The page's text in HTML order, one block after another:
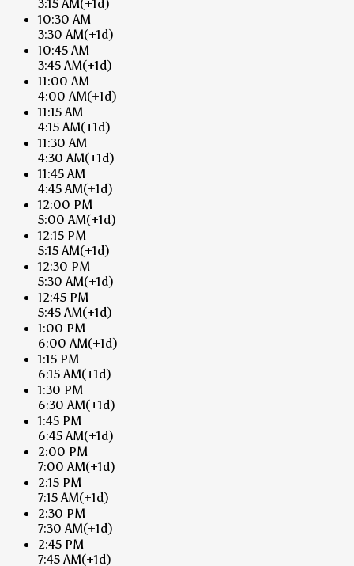
3:15 AM(+1d)
10:30 AM
3:30 AM(+1d)
10:45 AM
3:45 AM(+1d)
11:00 AM
4:00 AM(+1d)
11:15 AM
4:15 AM(+1d)
11:30 AM
4:30 AM(+1d)
11:45 AM
4:45 AM(+1d)
12:00 PM
5:00 AM(+1d)
12:15 PM
5:15 AM(+1d)
12:30 PM
5:30 AM(+1d)
12:45 PM
5:45 AM(+1d)
1:00 PM
6:00 AM(+1d)
1:15 PM
6:15 AM(+1d)
1:30 PM
6:30 AM(+1d)
1:45 PM
6:45 AM(+1d)
2:00 PM
7:00 AM(+1d)
2:15 PM
7:15 AM(+1d)
2:30 PM
7:30 AM(+1d)
2:45 PM
7:45 AM(+1d)